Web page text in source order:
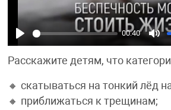
Play
00:40
Расскажите детям, что
🔸 скатываться на тонкий лёд
🔸 приближаться к трещинам;